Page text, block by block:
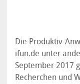
Die Produktiv-
ifun.de unter
September 2017
Recherchen und